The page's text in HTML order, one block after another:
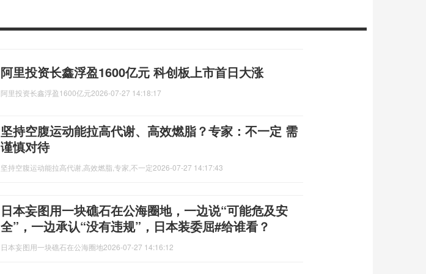
阿里投资长鑫浮盈1600亿元 科创板上市首日大涨
阿里投资长鑫浮盈1600亿元2026-07-27 14:18:17
坚持空腹运动能拉高代谢、高效燃脂？专家：不一定 需
谨慎对待
坚持空腹运动能拉高代谢,高效燃脂,专家,不一定2026-07-27 14:17:43
日本妄图用一块礁石在公海圈地，一边说“可能危及安
全”，一边承认“没有违规”，日本装委屈#给谁看？
日本妄图用一块礁石在公海圈地2026-07-27 14:16:12